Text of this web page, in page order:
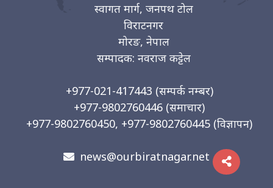
स्वागत मार्ग, जनपथ टोल
विराटनगर
मोरङ, नेपाल
सम्पादक: नवराज कट्टेल
+977-021-417443 (सम्पर्क नम्बर)
+977-9802760446 (समाचार)
+977-9802760450, +977-9802760445 (विज्ञापन)
news@ourbiratnagar.net